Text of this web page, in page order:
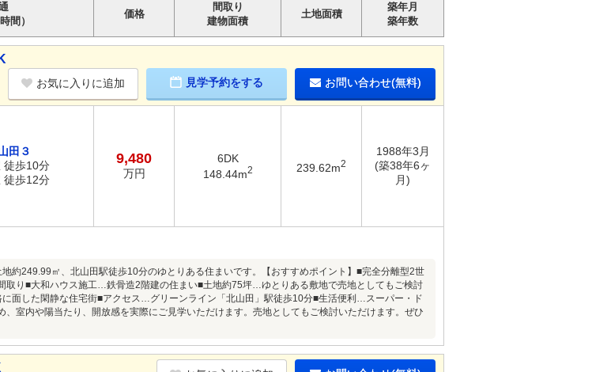
間）
価格
間取り
建物面積
土地面積
築年月
築年数
お気に入りに追加 見学予約をする お問い合わせ(無料)
田３
徒歩10分
徒歩12分
9,480
万円
6DK
148.44m2 239.62m2
1988年3月
(築38年6ヶ
月)
約249.99㎡、北山田駅徒歩10分のゆとりある住まいです。【おすすめポイント】■完全分離型2世
り■大和ハウス施工…鉄骨造2階建の住まい■土地約75坪…ゆとりある敷地で売地としてもご検討
面した閑静な住宅街■アクセス…グリーンライン「北山田」駅徒歩10分■生活便利…スーパー・ド
、室内や陽当たり、開放感を実際にご見学いただけます。売地としてもご検討いただけます。ぜひ